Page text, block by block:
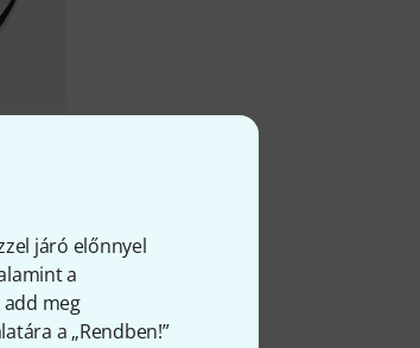
járó előnnyel
a
meg
a „Rendben!”